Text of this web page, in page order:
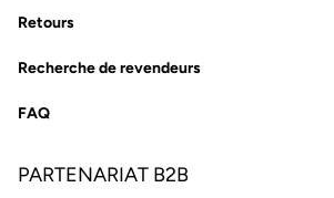
Retours
Recherche de revendeurs
FAQ
PARTENARIAT B2B